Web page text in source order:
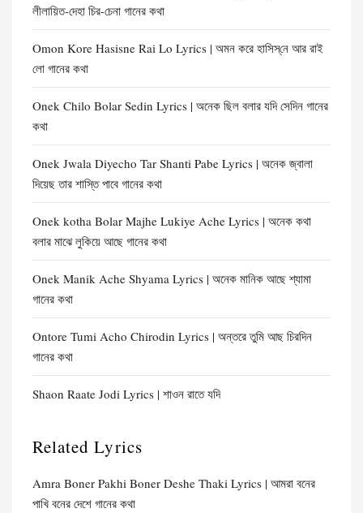
লীলায়িত-দেহা চির-চেনা গানের কথা
Omon Kore Hasisne Rai Lo Lyrics | অমন করে হাসিস্‌নে আর রাই
লো গানের কথা
Onek Chilo Bolar Sedin Lyrics | অনেক ছিল বলার যদি সেদিন গানের
কথা
Onek Jwala Diyecho Tar Shanti Pabe Lyrics | অনেক জ্বালা
দিয়েছ তার শাস্তি পাবে গানের কথা
Onek kotha Bolar Majhe Lukiye Ache Lyrics | অনেক কথা
বলার মাঝে লুকিয়ে আছে গানের কথা
Onek Manik Ache Shyama Lyrics | অনেক মানিক আছে শ্যামা
গানের কথা
Ontore Tumi Acho Chirodin Lyrics | অন্তরে তুমি আছ চিরদিন
গানের কথা
Shaon Raate Jodi Lyrics | শাওন রাতে যদি
Related Lyrics
Amra Boner Pakhi Boner Deshe Thaki Lyrics | আমরা বনের
পাখি বনের দেশে গানের কথা